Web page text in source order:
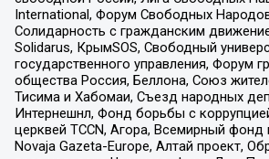
International, Форум Свободных
Солидарность с гражданским
Solidarus, КрымSOS, Свободный
государственного управления, Форум
общества Россия, Беллона, Союз
Тисима и Хабомаи, Съезд народных
Интернешнл, Фонд борьбы с
церквей TCCN, Агора, Всемирный фонд
Novaja Gazeta-Europe, Алтай проект,